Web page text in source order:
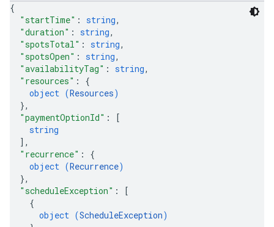
{
"startTime" : string,
"duration" : string,
"spotsTotal" : string,
"spotsOpen" : string,
"availabilityTag" : string,
"resources" : {
object (Resources)
},
"paymentOptionId" :
[
string
] ,
"recurrence" : {
object (Recurrence)
},
"scheduleException" :
[
{
object (ScheduleException)